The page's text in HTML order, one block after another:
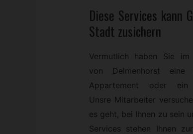
Diese Services kann
Stadt zusichern
Vermutlich haben Sie im
von Delmenhorst eine
Appartement oder ein
Unsre Mitarbeiter
es geht, bei Ihnen zu sein
Services stehen Ihnen